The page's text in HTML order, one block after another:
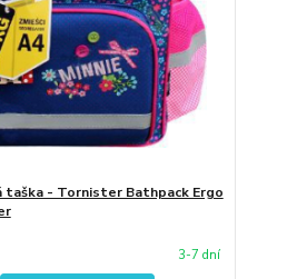
taška - Tornister Bathpack Ergo
3-7 dní